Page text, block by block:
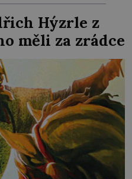
čapkou, z níž se
že jsou těla
zachovalá,
klimatickým
písky a
Hýzrle z
měli za zrádce